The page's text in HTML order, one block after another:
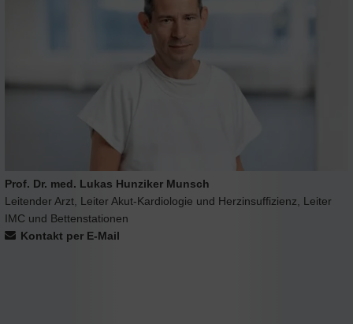
Prof. Dr. med. Lukas Hunziker Munsch
Leitender Arzt, Leiter Akut-Kardiologie und Herzinsuffizienz, Leiter
IMC und Bettenstationen
Kontakt per E-Mail